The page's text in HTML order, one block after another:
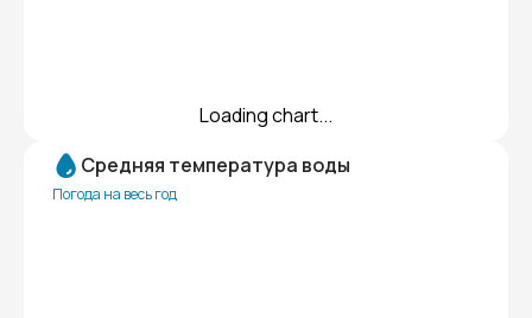
Loading chart...
Средняя температура воды
Погода на весь год